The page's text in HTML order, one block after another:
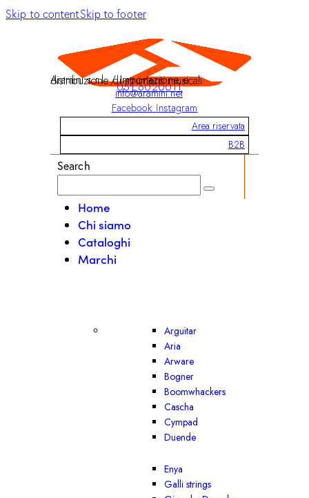
Skip to contentSkip to footer
Aramini s.r.l. / Importazione e distribuzione di strumenti musicali
051 6020011
info@aramini.net
Facebook Instagram
Area riservata
B2B
Search
Home
Chi siamo
Cataloghi
Marchi
Arguitar
Aria
Arware
Bogner
Boomwhackers
Cascha
Cympad
Duende
Enya
Galli strings